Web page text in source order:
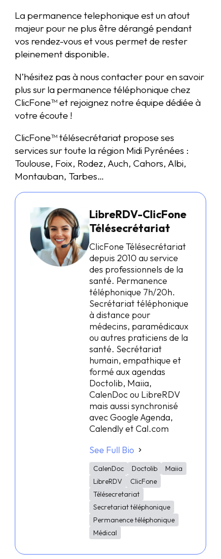
La permanence telephonique est un atout
majeur pour ne plus être dérangé pendant
vos rendez-vous et vous permet de rester
pleinement disponible.
N’hésitez pas à nous contacter pour en savoir
plus sur la permanence téléphonique chez
ClicFone™ et rejoignez notre équipe dédiée à
votre écoute !
ClicFone™ télésecrétariat propose ses
services sur toute la région Midi Pyrénées :
Toulouse, Foix, Rodez, Auch, Cahors, Albi,
Montauban, Tarbes…
LibreRDV-ClicFone
Télésecrétariat
ClicFone Télésecrétariat
depuis 2010 au service
des professionnels de la
santé. Permanence
téléphonique 7h/20h.
Secrétariat téléphonique
à distance pour
médecins, paramédicaux
ou autres praticiens de la
santé. Secrétariat
humain, empathique et
formé aux agendas
Doctolib, Maiia,
CalenDoc ou LibreRDV
mais aussi synchronisé
avec Google Agenda,
Calendly et Cal.com
See Full Bio
CalenDoc Doctolib
Maiia
LibreRDV
ClicFone
Télésecretariat
Secretariat téléphonique
Permanence téléphonique
Médical